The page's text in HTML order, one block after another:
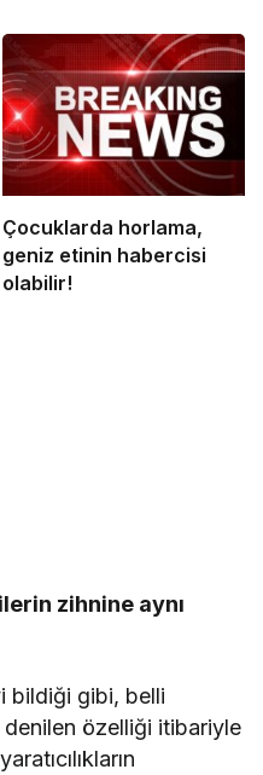
Çocuklarda horlama,
geniz etinin habercisi
olabilir!
zihnine aynı
bildiği gibi, belli
denilen özelliği itibariyle